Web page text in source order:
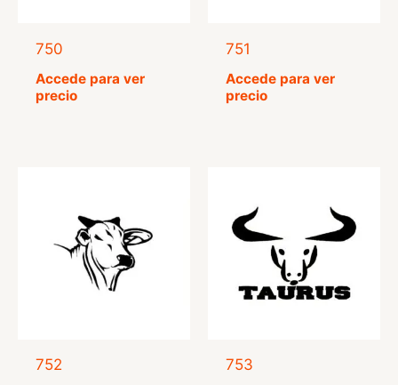
750
Accede para ver
precio
751
Accede para ver
precio
752 753